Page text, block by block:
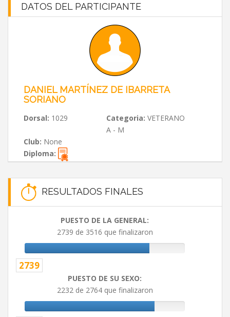
DATOS DEL PARTICIPANTE
DANIEL MARTÍNEZ DE IBARRETA
SORIANO
Dorsal: 1029 Categoria: VETERANO
A - M
Club: None
Diploma:
RESULTADOS FINALES
PUESTO DE LA GENERAL:
2739 de 3516 que finalizaron
2739
PUESTO DE SU SEXO:
2232 de 2764 que finalizaron